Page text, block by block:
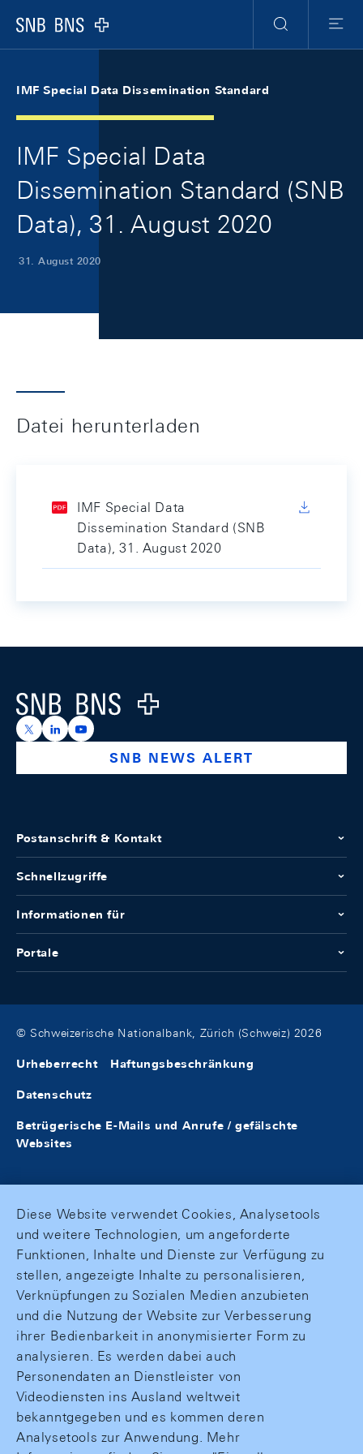
Logo
Suche
Menu
IMF Special Data Dissemination Standard
IMF Special Data
Dissemination Standard (SNB
Data), 31. August 2020
31. August 2020
Datei herunterladen
IMF Special Data
Dissemination Standard (SNB
Data), 31. August 2020
Logo
https://x.com/snb_bns
https://ch.linkedin.com/company/swiss-national-
https://www.youtube.com/@swissnationalbank
SNB NEWS ALERT
Postanschrift & Kontakt
Schnellzugriffe
Informationen für
Portale
© Schweizerische Nationalbank, Zürich (Schweiz) 2026
Urheberrecht Haftungsbeschränkung
Datenschutz
Betrügerische E-Mails und Anrufe / gefälschte
Websites
Diese Website verwendet Cookies, Analysetools
und weitere Technologien, um angeforderte
Funktionen, Inhalte und Dienste zur Verfügung zu
stellen, angezeigte Inhalte zu personalisieren,
Verknüpfungen zu Sozialen Medien anzubieten
und die Nutzung der Website zur Verbesserung
ihrer Bedienbarkeit in anonymisierter Form zu
analysieren. Es werden dabei auch
Personendaten an Dienstleister von
Videodiensten ins Ausland weltweit
bekanntgegeben und es kommen deren
Analysetools zur Anwendung. Mehr